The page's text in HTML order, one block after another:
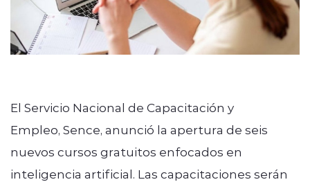
El Servicio Nacional de Capacitación y
Empleo, Sence, anunció la apertura de seis
nuevos cursos gratuitos enfocados en
inteligencia artificial. Las capacitaciones serán